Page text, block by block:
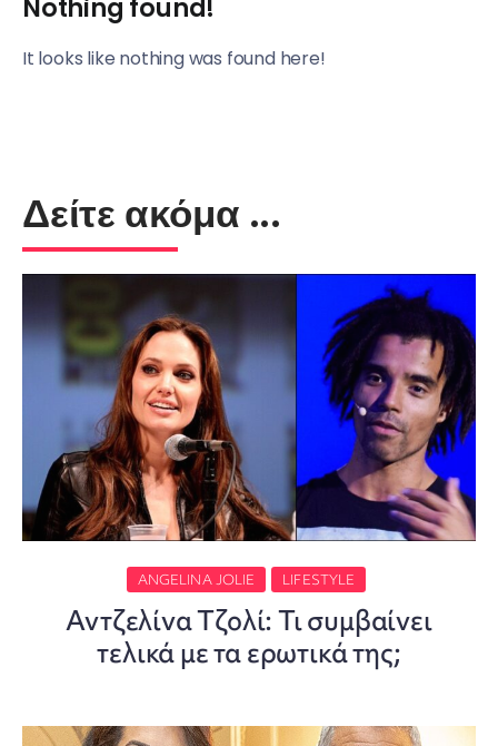
Nothing found!
It looks like nothing was found here!
Δείτε ακόμα ...
ANGELINA JOLIE LIFESTYLE
Αντζελίνα Τζολί: Τι συμβαίνει
τελικά με τα ερωτικά της;